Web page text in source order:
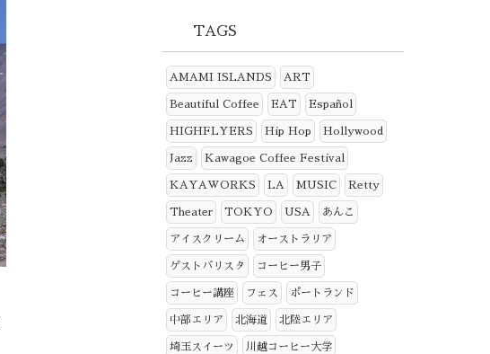
TAGS
AMAMI ISLANDS ART
Beautiful Coffee EAT Español
HIGHFLYERS Hip Hop Hollywood
Jazz Kawagoe Coffee Festival
KAYAWORKS LA MUSIC Retty
Theater TOKYO USA あんこ
アイスクリーム オーストラリア
ゲストバリスタ コーヒー男子
コーヒー講座 フェス ポートランド
中部エリア 北海道 北陸エリア
埼玉スイーツ 川越コーヒー大学